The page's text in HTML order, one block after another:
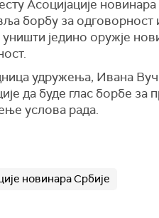
Асоцијације
борбу за одговорност
уништи једино оружје
удружења, Ивана
да буде глас борбе за
услова рада.
новинара Србије